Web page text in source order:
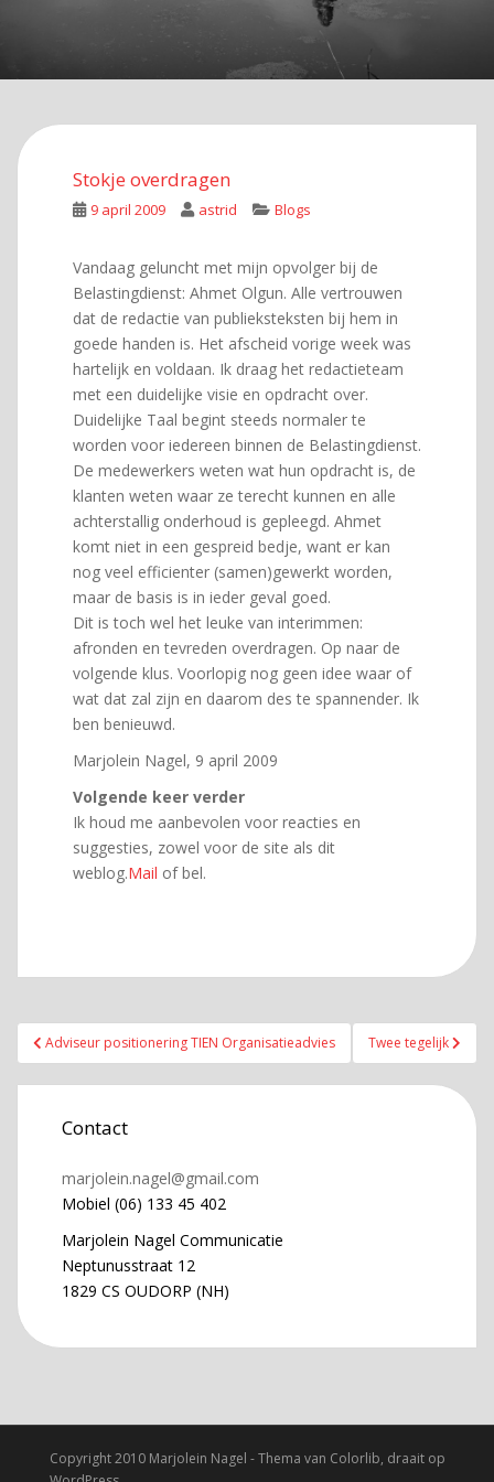
Stokje overdragen
9 april 2009 astrid Blogs
Vandaag geluncht met mijn opvolger bij de
Belastingdienst: Ahmet Olgun. Alle vertrouwen
dat de redactie van publieksteksten bij hem in
goede handen is. Het afscheid vorige week was
hartelijk en voldaan. Ik draag het redactieteam
met een duidelijke visie en opdracht over.
Duidelijke Taal begint steeds normaler te
worden voor iedereen binnen de Belastingdienst.
De medewerkers weten wat hun opdracht is, de
klanten weten waar ze terecht kunnen en alle
achterstallig onderhoud is gepleegd. Ahmet
komt niet in een gespreid bedje, want er kan
nog veel efficienter (samen)gewerkt worden,
maar de basis is in ieder geval goed.
Dit is toch wel het leuke van interimmen:
afronden en tevreden overdragen. Op naar de
volgende klus. Voorlopig nog geen idee waar of
wat dat zal zijn en daarom des te spannender. Ik
ben benieuwd.
Marjolein Nagel, 9 april 2009
Volgende keer verder
Ik houd me aanbevolen voor reacties en
suggesties, zowel voor de site als dit
weblog.Mail of bel.
Bericht
navigatie
Adviseur positionering TIEN Organisatieadvies Twee tegelijk
Contact
marjolein.nagel@gmail.com
Mobiel (06) 133 45 402
Marjolein Nagel Communicatie
Neptunusstraat 12
1829 CS OUDORP (NH)
Copyright 2010 Marjolein Nagel - Thema van Colorlib, draait op